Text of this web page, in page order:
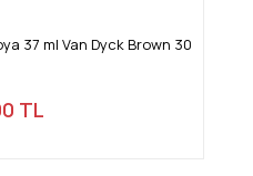
37 ml Van Dyck Brown 30
TL